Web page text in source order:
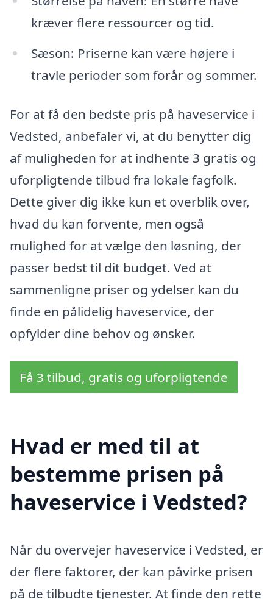
kræver flere ressourcer og tid.
Sæson: Priserne kan være højere i
travle perioder som forår og sommer.
For at få den bedste pris på haveservice i
Vedsted, anbefaler vi, at du benytter dig
af muligheden for at indhente 3 gratis og
uforpligtende tilbud fra lokale fagfolk.
Dette giver dig ikke kun et overblik over,
hvad du kan forvente, men også
mulighed for at vælge den løsning, der
passer bedst til dit budget. Ved at
sammenligne priser og ydelser kan du
finde en pålidelig haveservice, der
opfylder dine behov og ønsker.
Få 3 tilbud, gratis og uforpligtende
Hvad er med til at
bestemme prisen på
haveservice i Vedsted?
Når du overvejer haveservice i Vedsted, er
der flere faktorer, der kan påvirke prisen
på de tilbudte tjenester. At finde den rette